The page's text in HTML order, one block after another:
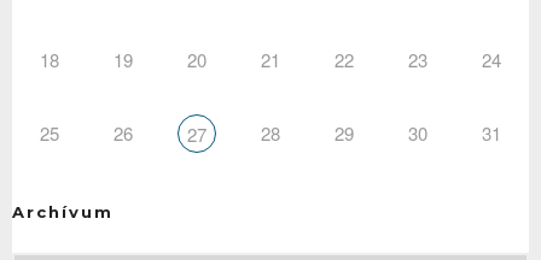
18 19 20 21 22 23 24
25 26 27 28 29 30 31
Archívum